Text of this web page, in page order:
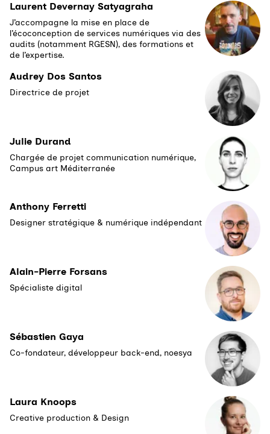
Laurent Devernay Satyagraha
J’accompagne la mise en place de
l’écoconception de services numériques via des
audits (notamment RGESN), des formations et
de l’expertise.
Audrey Dos Santos
Directrice de projet
Julie Durand
Chargée de projet communication numérique,
Campus art Méditerranée
Anthony Ferretti
Designer stratégique & numérique indépendant
Alain-Pierre Forsans
Spécialiste digital
Sébastien Gaya
Co-fondateur, développeur back-end, noesya
Laura Knoops
Creative production & Design